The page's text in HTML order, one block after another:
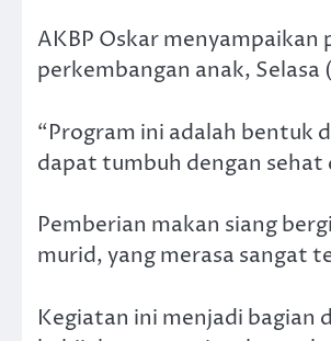
AKBP Oskar
perkembangan anak,
“Program ini adalah bentuk
dapat tumbuh dengan sehat
Pemberian makan siang
murid, yang merasa sangat
Kegiatan ini menjadi bagian